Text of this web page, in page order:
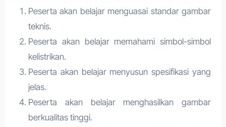
Peserta akan belajar menguasai standar gambar
teknis.
Peserta akan belajar memahami simbol-simbol
kelistrikan.
Peserta akan belajar menyusun spesifikasi yang
jelas.
Peserta akan belajar menghasilkan gambar
berkualitas tinggi.